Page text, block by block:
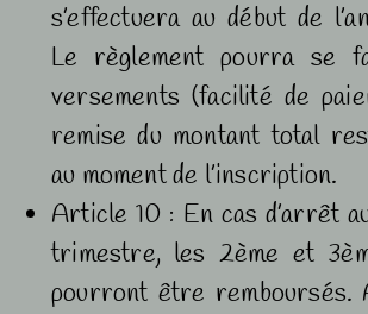
s’effectuera au début de
Le règlement pourra se
versements (facilité de
remise du montant total
au moment de l’inscription.
Article 10 : En cas d’arrêt
trimestre, les 2ème et
pourront être remboursés.